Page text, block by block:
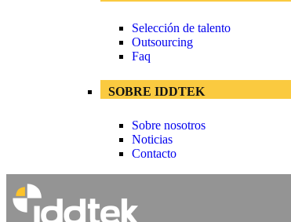
Selección de talento
Outsourcing
Faq
SOBRE IDDTEK
Sobre nosotros
Noticias
Contacto